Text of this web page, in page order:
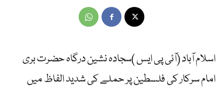
اسلام آباد (آئی پی ایس )سجادہ نشین درگاہ حضرت بری
امام سرکار کی فلسطین پر حملے کی شدید الفاظ میں